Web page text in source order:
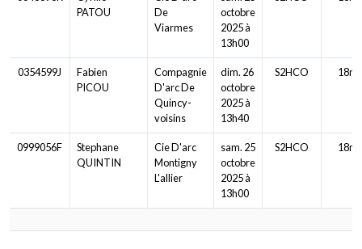
PATOU
De
Viarmes
octobre
2025 à
13h00
0354599J
Fabien
PICOU
Compagnie
D'arc De
Quincy-
voisins
dim. 26
octobre
2025 à
13h40
S2HCO 18m
0999056F
Stephane
QUINTIN
Cie D'arc
Montigny
L'allier
sam. 25
octobre
2025 à
13h00
S2HCO 18m